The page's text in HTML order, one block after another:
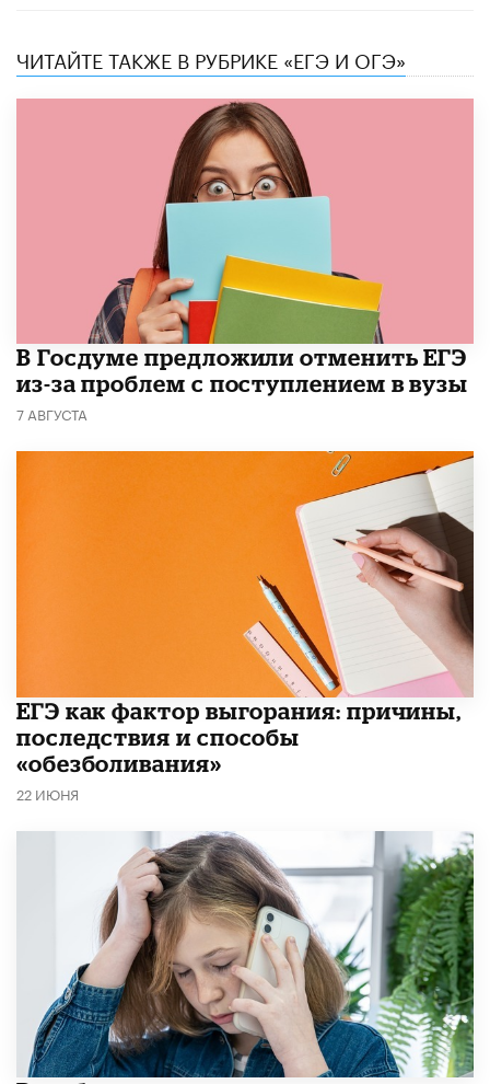
ЧИТАЙТЕ ТАКЖЕ В РУБРИКЕ «ЕГЭ И ОГЭ»
В Госдуме предложили отменить ЕГЭ
из-за проблем с поступлением в вузы
7 АВГУСТА
​ЕГЭ как фактор выгорания: причины,
последствия и способы
«обезболивания»
22 ИЮНЯ